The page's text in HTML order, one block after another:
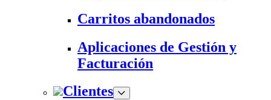
Carritos abandonados
Aplicaciones de Gestión y
Facturación
Clientes